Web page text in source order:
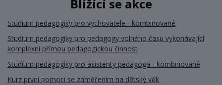
Blížící se akce
Studium pedagogiky pro vychovatele - kombinované
Studium pedagogiky pro pedagogy volného času vykonávající
komplexní přímou pedagogickou činnost
Studium pedagogiky pro asistenty pedagoga - kombinované
Kurz první pomoci se zaměřením na dětský věk